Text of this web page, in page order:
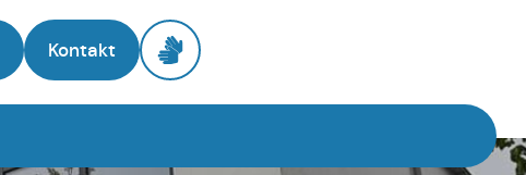
Kontakt